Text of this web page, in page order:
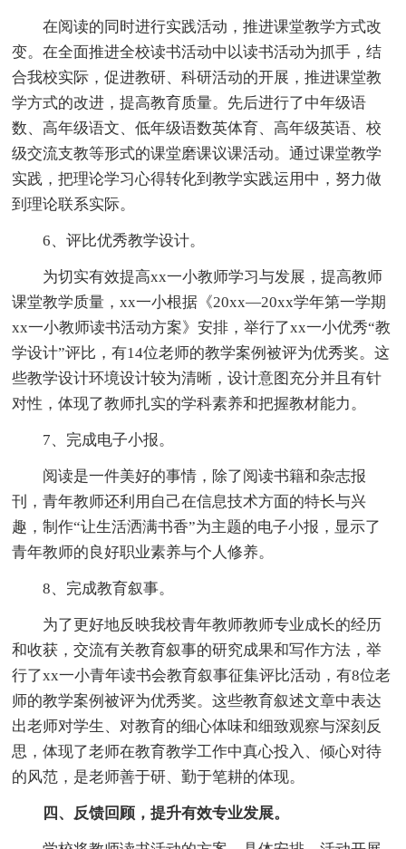
在阅读的同时进行实践活动，推进课堂教学方式改
变。在全面推进全校读书活动中以读书活动为抓手，结
合我校实际，促进教研、科研活动的开展，推进课堂教
学方式的改进，提高教育质量。先后进行了中年级语
数、高年级语文、低年级语数英体育、高年级英语、校
级交流支教等形式的课堂磨课议课活动。通过课堂教学
实践，把理论学习心得转化到教学实践运用中，努力做
到理论联系实际。
6、评比优秀教学设计。
为切实有效提高xx一小教师学习与发展，提高教师
课堂教学质量，xx一小根据《20xx—20xx学年第一学期
xx一小教师读书活动方案》安排，举行了xx一小优秀“教
学设计”评比，有14位老师的教学案例被评为优秀奖。这
些教学设计环境设计较为清晰，设计意图充分并且有针
对性，体现了教师扎实的学科素养和把握教材能力。
7、完成电子小报。
阅读是一件美好的事情，除了阅读书籍和杂志报
刊，青年教师还利用自己在信息技术方面的特长与兴
趣，制作“让生活洒满书香”为主题的电子小报，显示了
青年教师的良好职业素养与个人修养。
8、完成教育叙事。
为了更好地反映我校青年教师教师专业成长的经历
和收获，交流有关教育叙事的研究成果和写作方法，举
行了xx一小青年读书会教育叙事征集评比活动，有8位老
师的教学案例被评为优秀奖。这些教育叙述文章中表达
出老师对学生、对教育的细心体味和细致观察与深刻反
思，体现了老师在教育教学工作中真心投入、倾心对待
的风范，是老师善于研、勤于笔耕的体现。
四、反馈回顾，提升有效专业发展。